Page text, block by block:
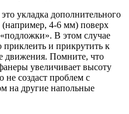
укладка дополнительного
4-6 мм) поверх
«подложки». В этом случае
и прикрутить к
движения. Помните, что
увеличивает высоту
не создаст проблем с
на другие напольные